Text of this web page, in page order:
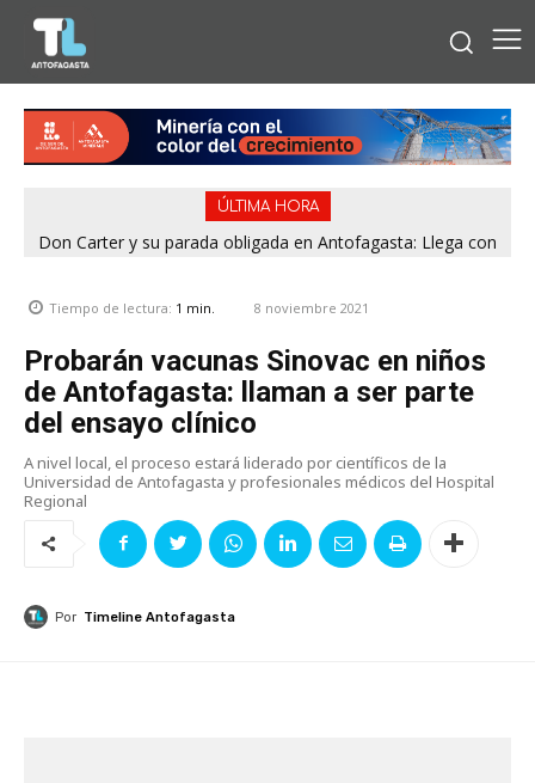
ÚLTIMA HORA
Don Carter y su parada obligada en Antofagasta: Llega con
Tiempo de lectura: 1 min. 8 noviembre 2021
Probarán vacunas Sinovac en niños
de Antofagasta: llaman a ser parte
del ensayo clínico
A nivel local, el proceso estará liderado por científicos de la
Universidad de Antofagasta y profesionales médicos del Hospital
Regional
Por Timeline Antofagasta